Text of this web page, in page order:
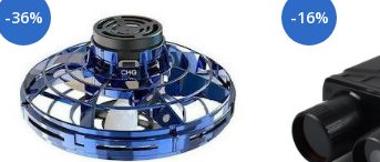
-36% -16%